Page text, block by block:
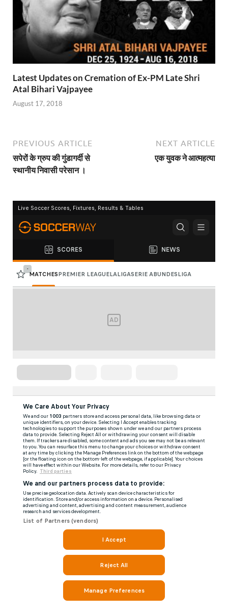
Latest Updates on Cremation of Ex-PM Late Shri
Atal Bihari Vajpayee
August 17, 2018
PREVIOUS ARTICLE
सपेरों के ग्रुप की गुंडागर्दी से
स्थानीय निवासी परेसान ।
NEXT ARTICLE
एक युवक ने आत्महत्या